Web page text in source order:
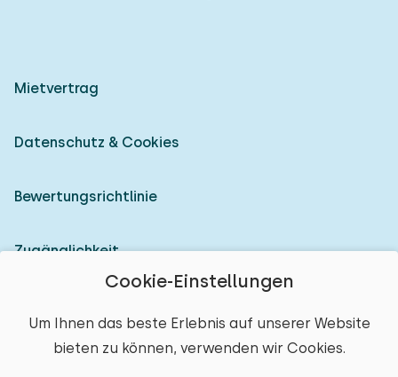
Cookie-Einstellungen
Um Ihnen das beste Erlebnis auf unserer Website
bieten zu können, verwenden wir Cookies.
Mietvertrag
Datenschutz & Cookies
Bewertungsrichtlinie
Zugänglichkeit
© 2026 Heerlijke Huisjes (eingetragene Marke)